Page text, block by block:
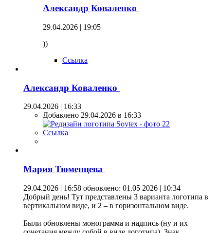
Александр Коваленко
29.04.2026 | 19:05
))
Ссылка
Александр Коваленко
29.04.2026 | 16:33
Добавлено 29.04.2026 в 16:33
Ссылка
Мария Тюменцева
29.04.2026 | 16:58 обновлено: 01.05 2026 | 10:34
Добрый день! Тут представлены 3 варианта логотипа в
вертикальном виде, и 2 – в горизонтальном виде.
Были обновлены монограмма и надпись (ну и их